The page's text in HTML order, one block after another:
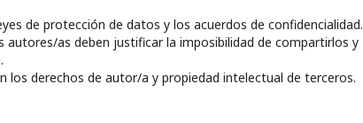
de protección de datos y los acuerdos de confidencialidad.
autores/as deben justificar la imposibilidad de compartirlos y
los derechos de autor/a y propiedad intelectual de terceros.